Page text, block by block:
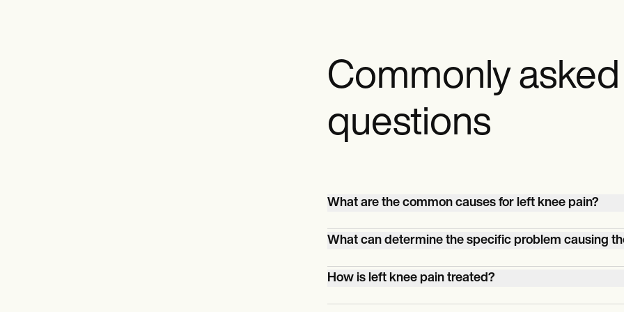
Commonly asked
questions
What are the common causes for left knee pain?
Ligament sprains, meniscus tears, tendonitis, bursitis,
might be due to the knee being sedentary for too long,
What can determine the specific problem causing
Healthcare providers will likely conduct provocation
How is left knee pain treated?